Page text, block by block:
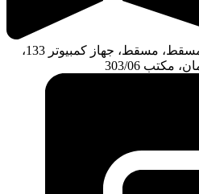
الطابق الثالث | ميدان مزون، مسقط، مسقط، جهاز كمبيوتر 133،